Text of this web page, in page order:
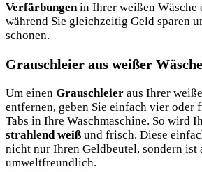
Verfärbungenin Ihrer weißen Wäsche
während Sie gleichzeitig Geld sparen
schonen.
Grauschleier aus weißer
Um einen Grauschleier aus Ihrer
entfernen, geben Sie einfach vier oder
Tabs in Ihre Waschmaschine. So wird
strahlend weiß und frisch. Diese
nicht nur Ihren Geldbeutel, sondern ist
umweltfreundlich.